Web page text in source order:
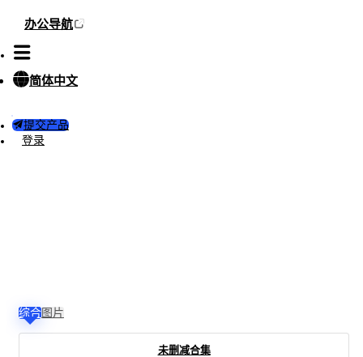
办公导航
简体中文
提交产品
登录
综合图片
未删减合集